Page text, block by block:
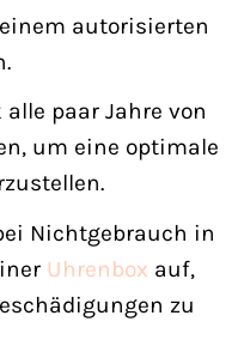
autorisierten
paar Jahre von
um eine optimale
Nichtgebrauch in
Uhrenbox auf,
zu